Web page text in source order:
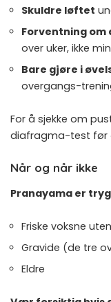
Skuldre løftet
Forventning
over uker, ikke
Bare gjøre i
overgangs-
For å sjekke om
diafragma-test før
Når og når ikke
Pranayama er
Friske voksne
Gravide (de tre
Eldre